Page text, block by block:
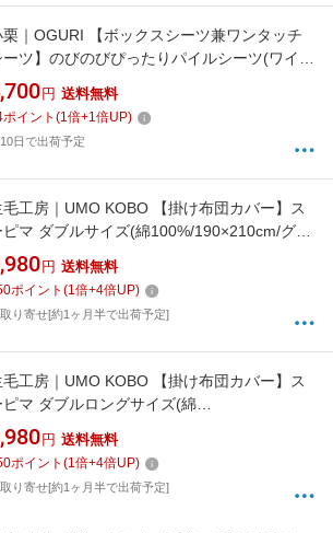
栗｜OGURI 【ボックスシーツ兼ワンタッチ
ーツ】のびのびぴったりパイルシーツ(ワイド
ブル/クイーン/キングサイズ兼用/グリーン)
円 送料無料
ポイント (1倍+1倍UP)
日で出荷予定
毛工房｜UMO KOBO 【掛け布団カバー】ス
ピマ ダブルサイズ(綿100%/190×210cm/グリ
ン)[M541921KDGR]
円 送料無料
ポイント (1倍+4倍UP)
り寄せ[約1ヶ月半で出荷予定]
毛工房｜UMO KOBO 【掛け布団カバー】ス
ピマ ダブルロングサイズ(綿
190×230cm/グリーン)[M541923KDLGR]
円 送料無料
ポイント (1倍+4倍UP)
り寄せ[約1ヶ月半で出荷予定]